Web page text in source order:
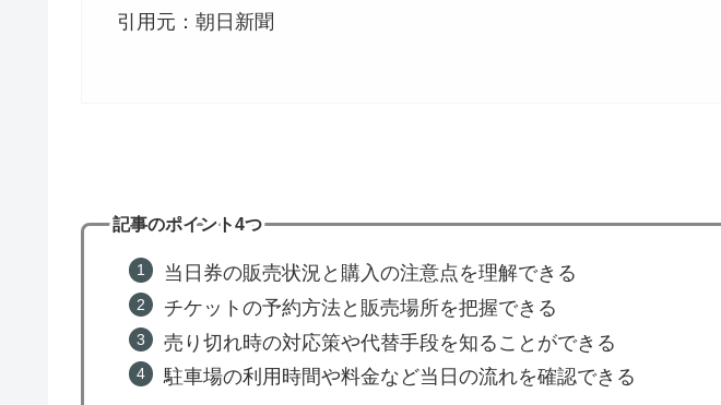
引用元：朝日新聞
記事のポイント4つ
当日券の販売状況と購入の注意点を理解できる
チケットの予約方法と販売場所を把握できる
売り切れ時の対応策や代替手段を知ることができる
駐車場の利用時間や料金など当日の流れを確認できる